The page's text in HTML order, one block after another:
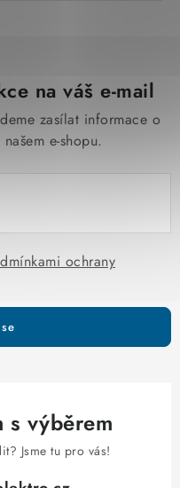
na váš e-mail
zasílat informace o
e-shopu.
ochrany
s výběrem
Jsme tu pro vás!